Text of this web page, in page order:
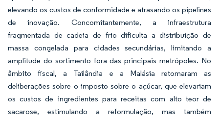
elevando os custos de conformidade e atrasando os pipelines
de inovação. Concomitantemente, a infraestrutura
fragmentada de cadeia de frio dificulta a distribuição de
massa congelada para cidades secundárias, limitando a
amplitude do sortimento fora das principais metrópoles. No
âmbito fiscal, a Tailândia e a Malásia retomaram as
deliberações sobre o imposto sobre o açúcar, que elevariam
os custos de ingredientes para receitas com alto teor de
sacarose, estimulando a reformulação, mas também